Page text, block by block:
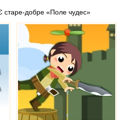
добре «Поле чудес»